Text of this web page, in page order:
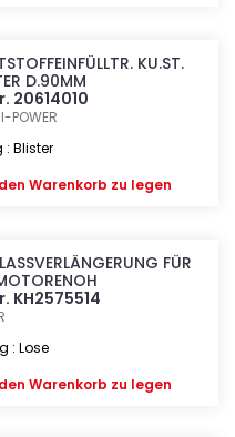
KU.ST.
D.90MM
20614010
POWER
Blister
Warenkorb zu legen
FÜR
KH2575514
: Lose
Warenkorb zu legen